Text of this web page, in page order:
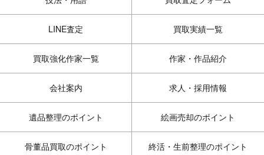
LINE査定 買取実績一覧
買取強化作家一覧 作家・作品紹介
会社案内 求人・採用情報
遺品整理のポイント 絵画売却のポイント
骨董品買取のポイント 終活・生前整理のポイント